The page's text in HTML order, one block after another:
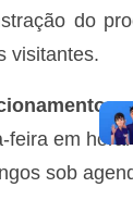
do
visitantes.
:
feira em
sob